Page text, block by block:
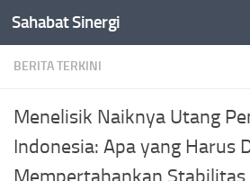
Skip to content
Sahabat Sinergi
BERITA TERKINI
Menelisik Naiknya Utang
Indonesia: Apa yang Harus